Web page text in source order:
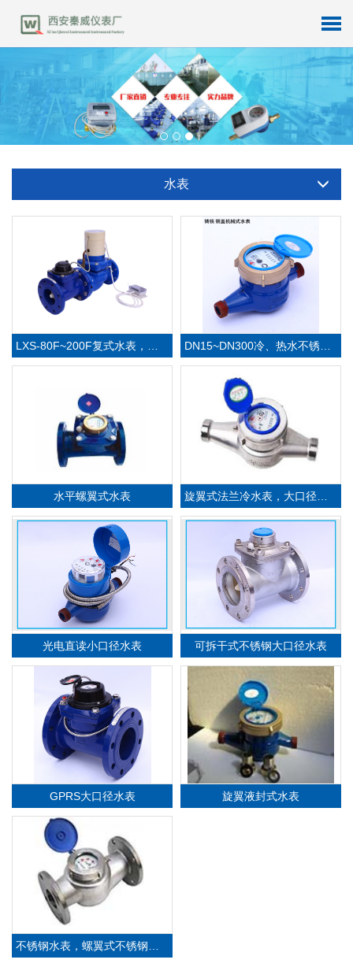
水表
机
械
式
水 表
-
L
X
S
-
8
0
F
~
2
0
0
F
复 式
水
表
，
子母
水 表 查看详细信息
LXS-80F~200F复式水表，子母水表
机
械
式
水
表
-
D
N
1
5
~
DN
3
0
0
冷
、
热
水
不
锈
钢
水表 查看详细信息
DN15~DN300冷、热水不锈钢水表
机
械
式
水
表
-
水
平
螺
翼
式
水 表 查看详细信息
水平螺翼式水表
机
械
式
水
表
-
旋
翼
式
法兰
冷
水
表
，
大
口
径
机
械
水表 查看详细信息
机
械
式
水
表
-
光
电
直
读
小
口
径
水表 查看详细信息
光电直读小口径水表
机
械
式
水
表
-
可
拆干
式
不
锈
钢
大
口
径
水表 查看详细信息
可拆干式不锈钢大口径水表
机
械
式
水
表
-
P
R
S
大
口
径
水 查看详细信息
GPRS大口径水表
机
械
式
水
表
-
旋
翼
液
封
式
水表 查看详细信息
旋翼液封式水表
机
械
式
水
表
-
不
锈
钢
水
表
，
螺
翼
式
不
锈
钢
水
表
，
旋
翼
式
不
锈
钢
水 表查看详细信息